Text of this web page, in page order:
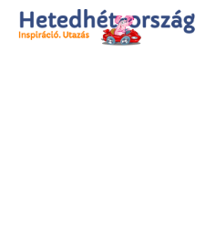
Az oldal sütiket (cookies)
Adatvédelmi tájékoztató